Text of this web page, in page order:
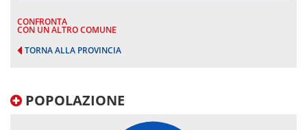
CONFRONTA
CON UN ALTRO COMUNE
TORNA ALLA PROVINCIA
POPOLAZIONE